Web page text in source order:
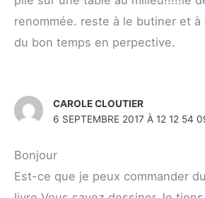
renommée. reste à le butiner et à
du bon temps en perpective.
CAROLE CLOUTIER
6 SEPTEMBRE 2017 À 12 12 54
Bonjour
Est-ce que je peux commander